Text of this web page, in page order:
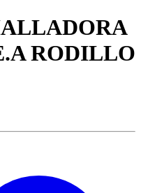
RODILLO